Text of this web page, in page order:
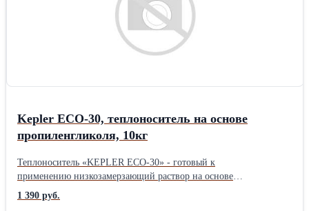
Полностью бесопасен для человека. - Не агрессивен к
уплотнительным материалам. - Не содержат силикатов,
нитратов, нитритов,фосфатов и боратов. -Наличие
флуоресцентного компонента позволяет оперативно
Kepler ECO-30, теплоноситель на основе
пропиленгликоля, 10кг
Теплоноситель «KEPLER ECO-30» - готовый к
применению низкозамерзающий раствор на основе
пропиленгликоля и органических карбоксилатныхприсадок,
предназначенный для системы отопления, кондиционирования.
1 390 руб.